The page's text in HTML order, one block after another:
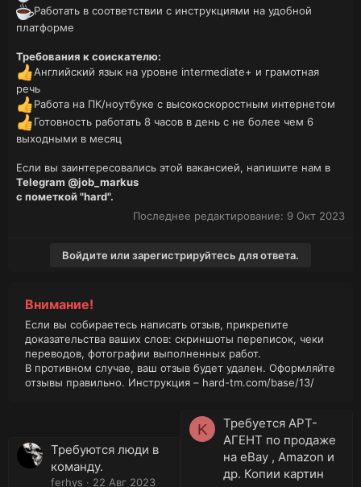
Работать в соответствии с инструкциями на удобной
платформе
Требования к соискателю:
Английский язык на уровне intermediate+ и грамотная
речь
Работа на ПК/ноутбуке с высокоскоростным интернетом
Готовность работать 8 часов в день с не более чем 6
выходными в месяц
Если вы заинтересовались этой вакансией, напишите нам в
Telegram @job_markus
с пометкой "hard".
Последнее редактирование: 9 Окт 2023
Войдите или зарегистрируйтесь для ответа.
Внимание!
Если вы собираетесь написать отзыв, прикрепите
доказательства ваших слов: скриншоты переписок, чеки
переводов, фотографии выполненных работ.
В противном случае, ваш отзыв будет удален. Оформляйте
отзывы правильно. Инструкция – hard-tm.com/base/13/
Требуются люди в
команду.
ferhys
22 Авг 2023
K
Требуется АРТ-
АГЕНТ по продаже
на eBay , Аmazon и
др. Копии картин